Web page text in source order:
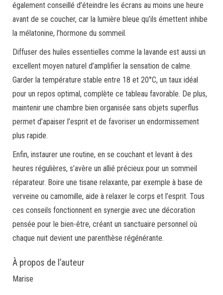
également conseillé d’éteindre les écrans au moins une heure
avant de se coucher, car la lumière bleue qu’ils émettent inhibe
la mélatonine, l’hormone du sommeil.
Diffuser des huiles essentielles comme la lavande est aussi un
excellent moyen naturel d’amplifier la sensation de calme.
Garder la température stable entre 18 et 20°C, un taux idéal
pour un repos optimal, complète ce tableau favorable. De plus,
maintenir une chambre bien organisée sans objets superflus
permet d’apaiser l’esprit et de favoriser un endormissement
plus rapide.
Enfin, instaurer une routine, en se couchant et levant à des
heures régulières, s’avère un allié précieux pour un sommeil
réparateur. Boire une tisane relaxante, par exemple à base de
verveine ou camomille, aide à relaxer le corps et l’esprit. Tous
ces conseils fonctionnent en synergie avec une décoration
pensée pour le bien-être, créant un sanctuaire personnel où
chaque nuit devient une parenthèse régénérante.
À propos de l’auteur
Marise